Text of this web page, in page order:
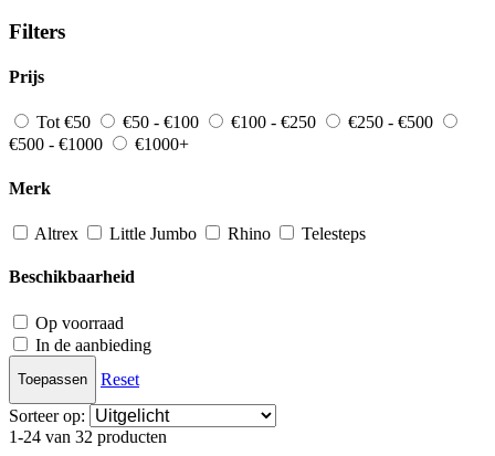
Filters
Prijs
Tot €50 €50 - €100 €100 - €250
€250 - €500
€500 - €1000
€1000+
Merk
Altrex Little Jumbo Rhino Telesteps
Beschikbaarheid
Op voorraad
In de aanbieding
Toepassen
Reset
Sorteer op:
1-24 van 32 producten